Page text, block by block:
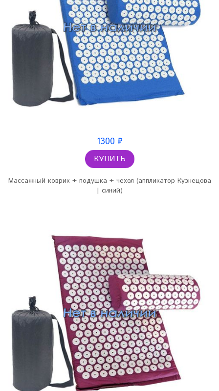
1300 ₽
КУПИТЬ
Массажный коврик + подушка + чехол (аппликатор Кузнецова
| синий)